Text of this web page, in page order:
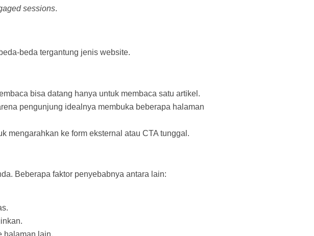
sessions.
beda tergantung jenis website.
bisa datang hanya untuk membaca satu artikel.
pengunjung idealnya membuka beberapa halaman
mengarahkan ke form eksternal atau CTA tunggal.
Beberapa faktor penyebabnya antara lain:
halaman lain.